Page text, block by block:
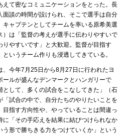
て密なコミュニケーションをとった。長
面談の時間が設けられ、そこで選手は自分
ャプテンとしてチームを率いる原希美選
）は「監督の考えが選手に伝わりやすいで
りやすいです」と大歓迎。監督が目指す
というチーム作りも浸透してきている。
今年7月25日から8月27日に行われたヨ
ールが盛んなデンマークとハンガリーで
として、多くの試合をこなしてきた」（石
試合の中で、自分たちのやりたいことを
指す方向性や、やっていることは間違っ
に「その手応えを結果に結びつけられなか
形で勝ちきる力をつけていくか」という